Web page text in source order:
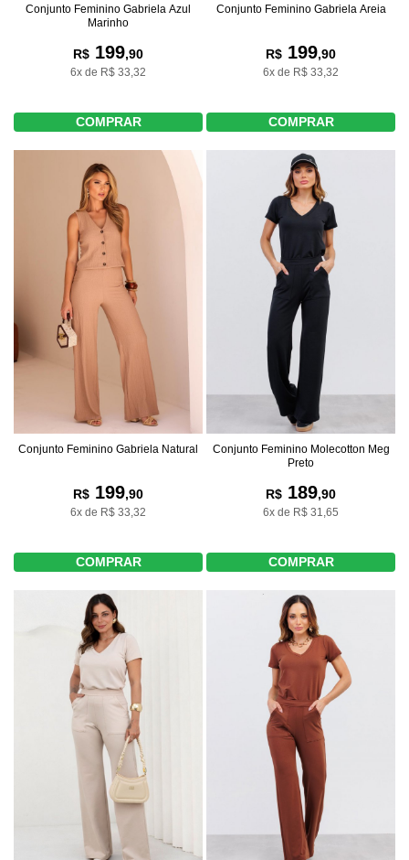
Conjunto Feminino Gabriela Azul
Marinho
R$ 199,90
6x de R$ 33,32
COMPRAR
Conjunto Feminino Gabriela Areia
R$ 199,90
6x de R$ 33,32
COMPRAR
Conjunto Feminino Gabriela Natural
R$ 199,90
6x de R$ 33,32
COMPRAR
Conjunto Feminino Molecotton Meg
Preto
R$ 189,90
6x de R$ 31,65
COMPRAR